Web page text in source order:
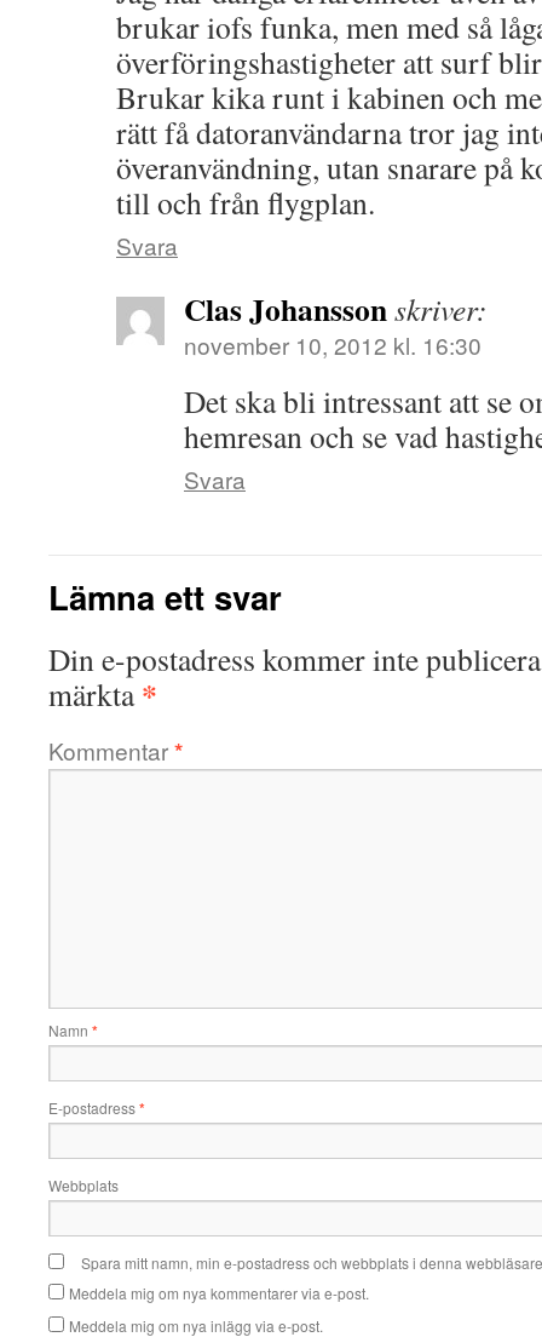
brukar iofs funka, men med så
överföringshastigheter att surf
Brukar kika runt i kabinen och
rätt få datoranvändarna tror jag
överanvändning, utan snarare på
till och från flygplan.
Svara
Clas Johanssonskriver:
november 10, 2012 kl. 16:30
Det ska bli intressant att se
hemresan och se vad
Svara
Lämna ett svar
Din e-postadress kommer inte
märkta*
Kommentar*
Namn *
E-postadress*
Webbplats
Spara mitt namn, min e-postadress och webbplats i denna
Meddela mig om nya kommentarer via e-post.
Meddela mig om nya inlägg via e-post.